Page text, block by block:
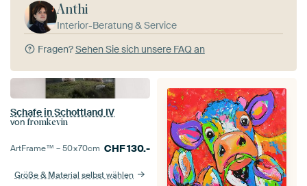
Anthi
Interior-Beratung & Service
Fragen?Sehen Sie sich unsere FAQ an
Schafe in Schottland IV
von fromkevin
ArtFrame™ –50×70cm CHF130.-
Größe & Material selbst wählen